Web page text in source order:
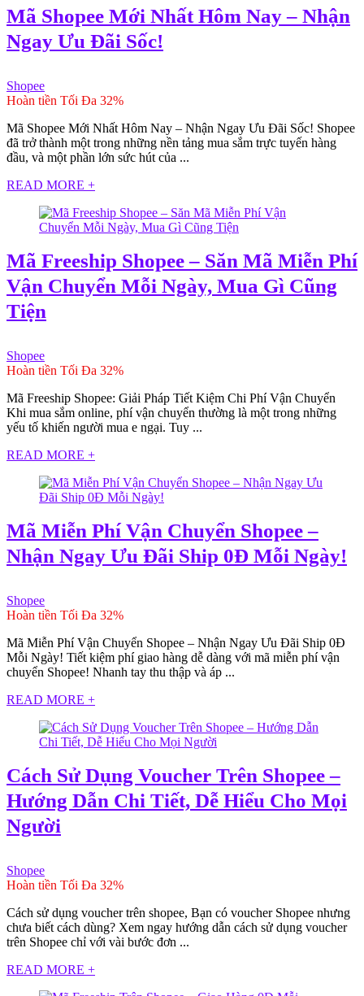
Mã Shopee Mới Nhất Hôm Nay – Nhận
Ngay Ưu Đãi Sốc!
Shopee
Hoàn tiền Tối Đa 32%
Mã Shopee Mới Nhất Hôm Nay – Nhận Ngay Ưu Đãi Sốc! Shopee
đã trở thành một trong những nền tảng mua sắm trực tuyến hàng
đầu, và một phần lớn sức hút của ...
READ MORE +
Mã Freeship Shopee – Săn Mã Miễn Phí
Vận Chuyển Mỗi Ngày, Mua Gì Cũng
Tiện
Shopee
Hoàn tiền Tối Đa 32%
Mã Freeship Shopee: Giải Pháp Tiết Kiệm Chi Phí Vận Chuyển
Khi mua sắm online, phí vận chuyển thường là một trong những
yếu tố khiến người mua e ngại. Tuy ...
READ MORE +
Mã Miễn Phí Vận Chuyển Shopee –
Nhận Ngay Ưu Đãi Ship 0Đ Mỗi Ngày!
Shopee
Hoàn tiền Tối Đa 32%
Mã Miễn Phí Vận Chuyển Shopee – Nhận Ngay Ưu Đãi Ship 0Đ
Mỗi Ngày! Tiết kiệm phí giao hàng dễ dàng với mã miễn phí vận
chuyển Shopee! Nhanh tay thu thập và áp ...
READ MORE +
Cách Sử Dụng Voucher Trên Shopee –
Hướng Dẫn Chi Tiết, Dễ Hiểu Cho Mọi
Người
Shopee
Hoàn tiền Tối Đa 32%
Cách sử dụng voucher trên shopee, Bạn có voucher Shopee nhưng
chưa biết cách dùng? Xem ngay hướng dẫn cách sử dụng voucher
trên Shopee chỉ với vài bước đơn ...
READ MORE +